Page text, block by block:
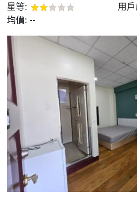
星等: 用
均價: --